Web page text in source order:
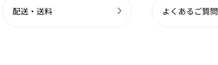
配送・送料 よくあるご質問